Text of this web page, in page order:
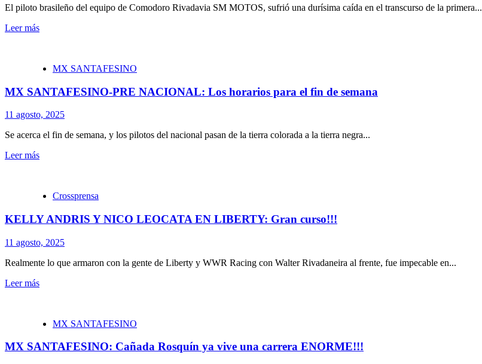
El piloto brasileño del equipo de Comodoro Rivadavia SM MOTOS, sufrió una durísima caída en el transcurso de la primera...
Leer más
MX SANTAFESINO
MX SANTAFESINO-PRE NACIONAL: Los horarios para el fin de semana
11 agosto, 2025
Se acerca el fin de semana, y los pilotos del nacional pasan de la tierra colorada a la tierra negra...
Leer más
Crossprensa
KELLY ANDRIS Y NICO LEOCATA EN LIBERTY: Gran curso!!!
11 agosto, 2025
Realmente lo que armaron con la gente de Liberty y WWR Racing con Walter Rivadaneira al frente, fue impecable en...
Leer más
MX SANTAFESINO
MX SANTAFESINO: Cañada Rosquín ya vive una carrera ENORME!!!